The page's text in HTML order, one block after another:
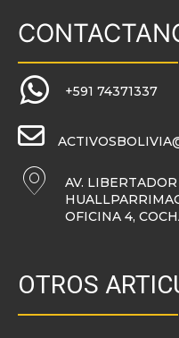
+591 74371337
AV.
OFICINA 4,
OTROS